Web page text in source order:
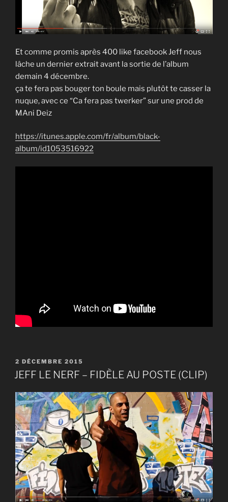
Et comme promis après 400 like facebook Jeff nous
lâche un dernier extrait avant la sortie de l’album
demain 4 décembre.
ça te fera pas bouger ton boule mais plutôt te casser la
nuque, avec ce “Ca fera pas twerker” sur une prod de
MAni Deiz
https://itunes.apple.com/fr/album/black-
album/id1053516922
PUBLIÉ
LE
2 DÉCEMBRE 2015
JEFF LE NERF – FIDÈLE AU POSTE (CLIP)